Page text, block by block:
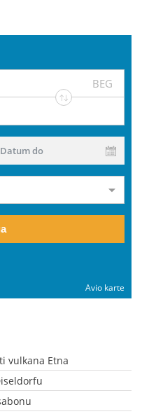
BEG
Datum do
Avio karte
vulkana Etna